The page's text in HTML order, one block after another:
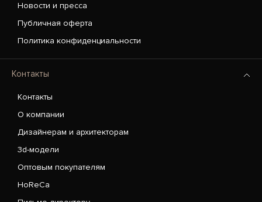
Новости и пресса
Публичная оферта
Политика конфиденциальности
Контакты
Контакты
О компании
Дизайнерам и архитекторам
3d-модели
Оптовым покупателям
HoReCa